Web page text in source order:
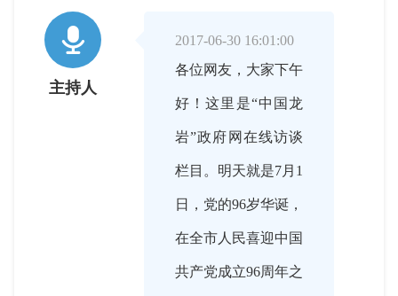

主持人
2017-06-30 16:01:00
各位网友，大家下午
好！这里是“中国龙
岩”政府网在线访谈
栏目。明天就是7月1
日，党的96岁华诞，
在全市人民喜迎中国
共产党成立96周年之